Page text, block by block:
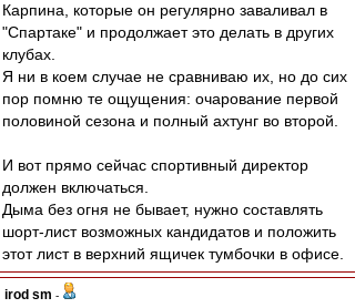
Карпина, которые он регулярно заваливал в
"Спартаке" и продолжает это делать в других
клубах.
Я ни в коем случае не сравниваю их, но до сих
пор помню те ощущения: очарование первой
половиной сезона и полный ахтунг во второй.
И вот прямо сейчас спортивный директор
должен включаться.
Дыма без огня не бывает, нужно составлять
шорт-лист возможных кандидатов и положить
этот лист в верхний ящичек тумбочки в офисе.
irod sm -